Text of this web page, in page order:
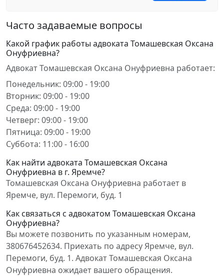
Часто задаваемые вопросы
Какой график работы адвоката Томашевская Оксана
Онуфриевна?
Адвокат Томашевская Оксана Онуфриевна работает:
Понедельник: 09:00 - 19:00
Вторник: 09:00 - 19:00
Среда: 09:00 - 19:00
Четверг: 09:00 - 19:00
Пятница: 09:00 - 19:00
Суббота: 11:00 - 16:00
Как найти адвоката Томашевская Оксана
Онуфриевна в г. Яремче?
Томашевская Оксана Онуфриевна работает в
Яремче, вул. Перемоги, буд. 1
Как связаться с адвокатом Томашевская Оксана
Онуфриевна?
Вы можете позвонить по указанным номерам,
380676452634. Приехать по адресу Яремче, вул.
Перемоги, буд. 1. Адвокат Томашевская Оксана
Онуфриевна ожидает вашего обращения.